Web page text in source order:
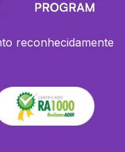
reconhecidamente